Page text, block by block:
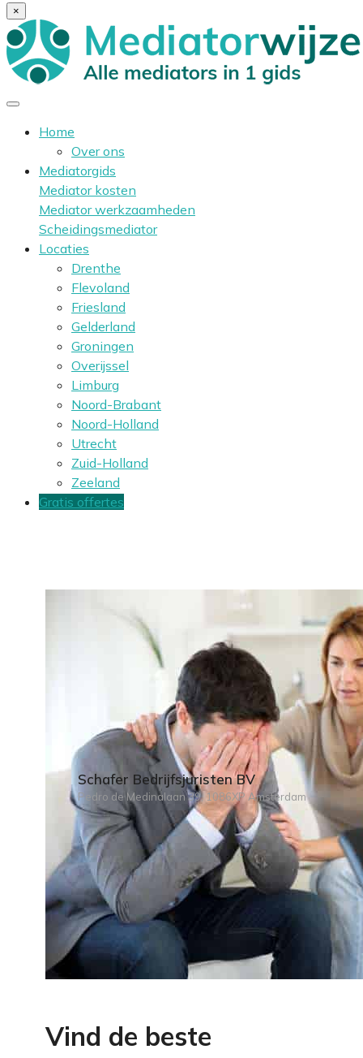
×
Home
Over ons
Mediatorgids
Mediator kosten
Mediator werkzaamheden
Scheidingsmediator
Locaties
Drenthe
Flevoland
Friesland
Gelderland
Groningen
Overijssel
Limburg
Noord-Brabant
Noord-Holland
Utrecht
Zuid-Holland
Zeeland
Gratis offertes
Schafer Bedrijfsjuristen BV
Pedro de Medinalaan 39, 1086XP Amsterdam
Vind de beste